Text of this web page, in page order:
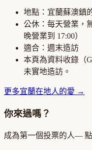
地點： 宜蘭蘇澳鎮
公休： 每天營業，
晚營業到 17:00）
適合： 週末造訪
本頁為資料收錄（
未實地造訪。
更多宜蘭在地人的愛 →
你來過嗎？
成為第一個投票的人—